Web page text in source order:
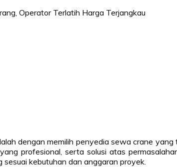
dengan memilih penyedia sewa crane
profesional, serta solusi atas
kebutuhan dan anggaran proyek.